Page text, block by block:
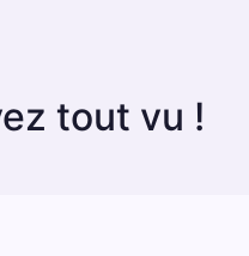
tout vu !